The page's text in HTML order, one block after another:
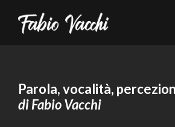
Parola, vocalità,
di Fabio Vacchi